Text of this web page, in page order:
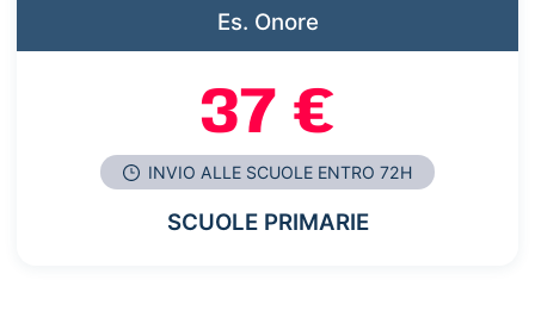
Es. Onore
37 €
INVIO ALLE SCUOLE ENTRO 72H
SCUOLE PRIMARIE